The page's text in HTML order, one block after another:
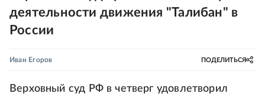
деятельности движения "Талибан" в
России
Иван Егоров ПОДЕЛИТЬСЯ
Верховный суд РФ в четверг удовлетворил